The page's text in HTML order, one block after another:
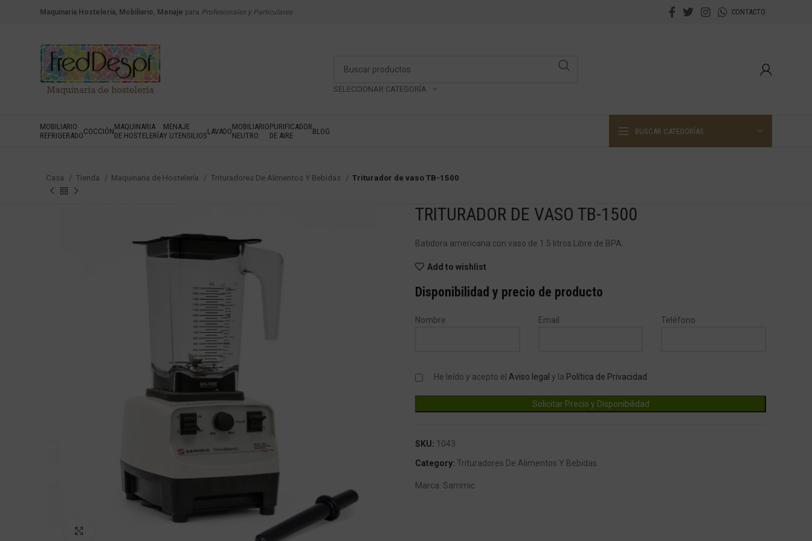
Maquinaria Hostelería, Mobiliario, Menaje para Profesionales y Particulares CONTACTO
SELECCIONAR CATEGORÍA
MOBILIARIO
REFRIGERADOCOCCIÓNMAQUINARIA
DE HOSTELERÍA
MENAJE
Y UTENSILIOSLAVADOMOBILIARIO
NEUTRO
PURIFICADOR
DE AIRE
BLOG BUSCAR CATEGORÍAS
Casa Tienda Maquinaria de Hostelería Trituradores De Alimentos Y Bebidas Triturador de vaso TB-1500
TRITURADOR DE VASO TB-1500
Batidora americana con vaso de 1.5 litros.Libre de BPA.
Add to wishlist
Disponibilidad y precio de producto
Nombre Email Teléfono
He leído y acepto el Aviso legal y la Política de Privacidad
SKU: 1043
Category: Trituradores De Alimentos Y Bebidas
Marca: Sammic